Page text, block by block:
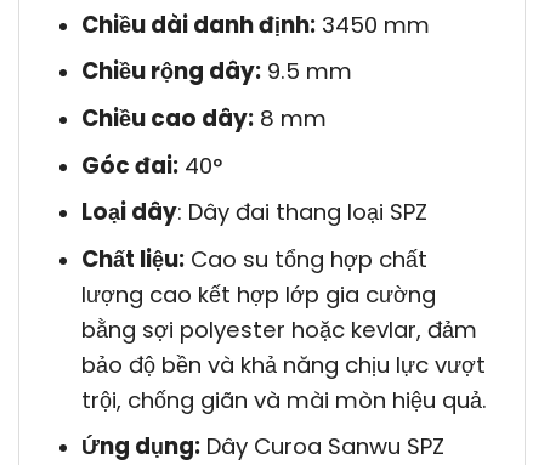
Chiều dài danh định:3450 mm
Chiều rộng dây:9.5 mm
Chiều cao dây:8 mm
Góc đai:40°
Loại dây: Dây đai thang loại SPZ
Chất liệu:Cao su tổng hợp chất
lượng cao kết hợp lớp gia cường
bằng sợi polyester hoặc kevlar, đảm
bảo độ bền và khả năng chịu lực vượt
trội, chống giãn và mài mòn hiệu quả.
Ứng dụng:Dây Curoa Sanwu SPZ